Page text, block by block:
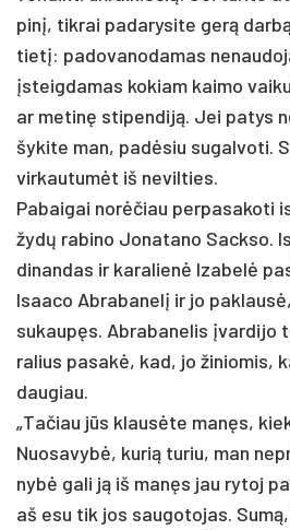
pinį, tik­rai pa­da­ry­si­te gerą
tietį: pa­do­va­no­da­mas
įsteig­da­mas ko­kiam kai­mo
ar me­tinę sti­pen­diją. Jei pa­tys
šy­ki­te man, pa­dėsiu su­gal­vo­ti.
vir­kau­tumėt iš ne­vil­ties.
Pa­bai­gai norė­čiau per­pa­sa­ko­ti
žydų ra­bi­no Jo­na­ta­no Sack­so.
di­nan­das ir ka­ra­lienė Iza­belė
Isaa­co Ab­ra­ba­nelį ir jo
su­kaupęs. Ab­ra­ba­ne­lis įvar­di­jo
ra­lius pa­sakė, kad, jo ži­nio­mis,
dau­giau.
„Ta­čiau jūs klausė­te manęs,
Nuo­sa­vybė, ku­rią tu­riu, man
nybė ga­li ją iš manęs jau ry­toj
aš esu tik jos sau­go­to­jas.